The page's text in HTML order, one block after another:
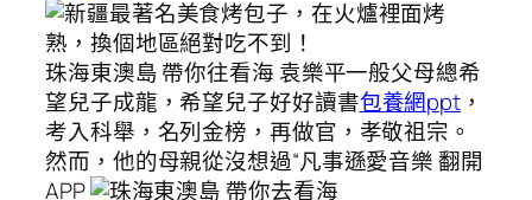
珠海東澳島 帶你往看海 袁樂平一般父母總希
望兒子成龍，希望兒子好好讀書包養網ppt ，
考入科舉，名列金榜，再做官，孝敬祖宗。
然而，他的母親從沒想過“凡事遜愛音樂 翻開
APP